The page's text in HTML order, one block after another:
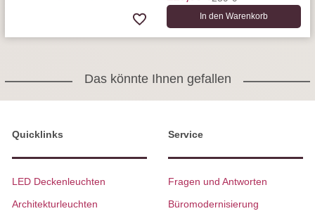
In den Warenkorb
Das könnte Ihnen gefallen
Quicklinks
LED Deckenleuchten
Architekturleuchten
Service
Fragen und Antworten
Büromodernisierung